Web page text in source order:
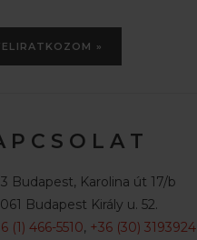
»
P C S O L A T
Budapest, Karolina út 17/b
Budapest Király u. 52.
(1) 466-5510, +36 (30) 3193924